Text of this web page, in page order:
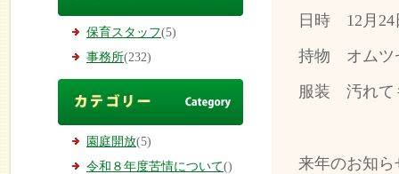
保育スタッフ(5)
事務所(232)
園庭開放(5)
令和８年度苦情について()
日時 12月
持物 オム
服装 汚れて
来年のお知ら